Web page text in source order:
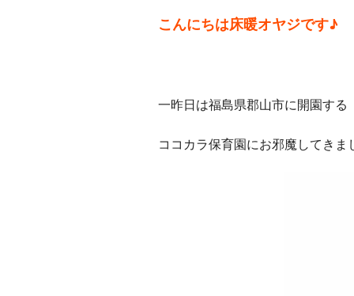
こんにちは床暖オヤジです♪
一昨日は福島県郡山市に開園する
ココカラ保育園にお邪魔してきま